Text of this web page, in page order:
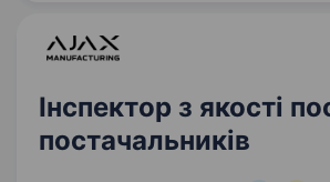
Інспектор з якості
постачальників